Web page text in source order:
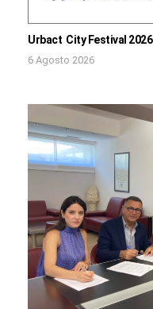
Urbact City Festival 2026
6 Agosto 2026